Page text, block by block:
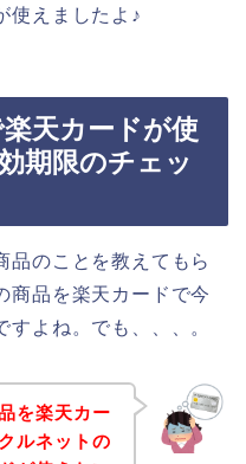
使えましたよ♪
天カードが使
期限のチェッ
品のことを教えてもら
商品を楽天カードで今
よね。でも、、、。
を楽天カー
ルネットの